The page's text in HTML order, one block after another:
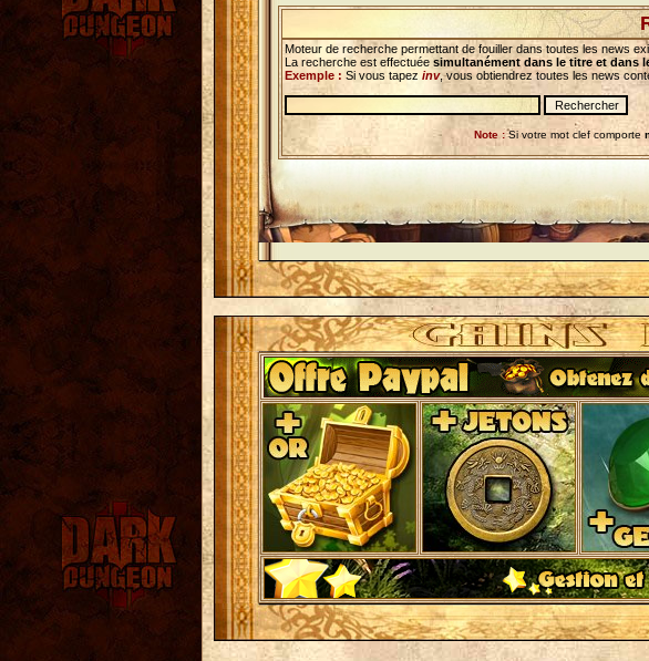
Moteur de recherche permettant de fouiller dans toutes les news
La recherche est effectuée simultanément dans le titre et dans
Exemple : Si vous tapez inv, vous obtiendrez toutes les news
Note :Si votre mot clef comporte